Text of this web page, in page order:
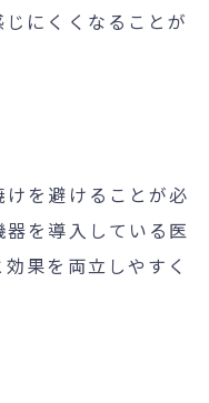
にくくなることが
を避けることが必
を導入している医
果を両立しやすく